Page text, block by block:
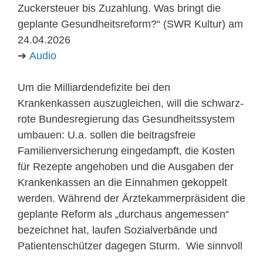
Zuckersteuer bis Zuzahlung. Was bringt die
geplante Gesundheitsreform?“ (SWR Kultur) am
24.04.2026
➔ Audio
Um die Milliardendefizite bei den
Krankenkassen auszugleichen, will die schwarz-
rote Bundesregierung das Gesundheitssystem
umbauen: U.a. sollen die beitragsfreie
Familienversicherung eingedampft, die Kosten
für Rezepte angehoben und die Ausgaben der
Krankenkassen an die Einnahmen gekoppelt
werden. Während der Ärztekammerpräsident die
geplante Reform als „durchaus angemessen“
bezeichnet hat, laufen Sozialverbände und
Patientenschützer dagegen Sturm. Wie sinnvoll